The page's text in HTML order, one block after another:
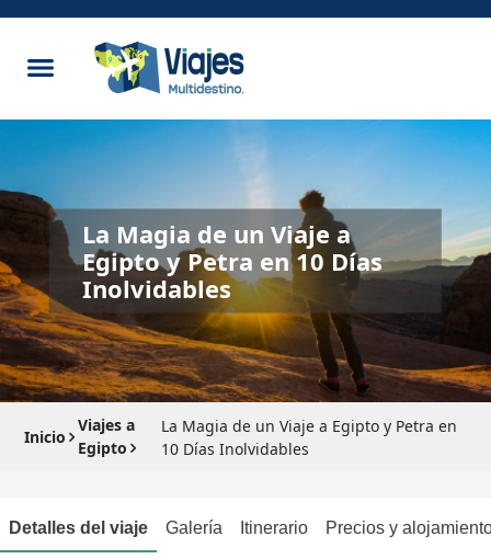
La Magia de un Viaje a
Egipto y Petra en 10 Días
Inolvidables
Inicio
Viajes a
Egipto
La Magia de un Viaje a Egipto y Petra en
10 Días Inolvidables
Detalles del viaje Galería Itinerario Precios y